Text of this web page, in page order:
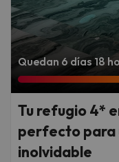
Quedan 6 días 18
Tu refugio 4*
perfecto para
inolvidable